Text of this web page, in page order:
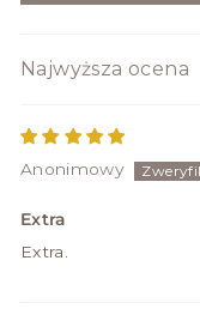
SORT BY
Anonimowy
Extra
Extra.